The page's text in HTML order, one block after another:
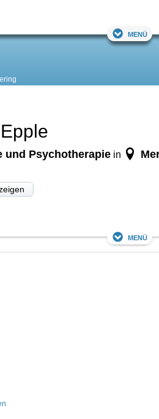
Menü
und Psychotherapie in
Menü